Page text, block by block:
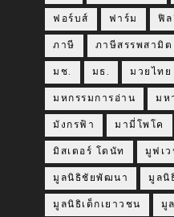
ฟอร์บส์ ฟาร์ม ฟิล
ภาษี ภาษีสรรพสามิต
มช. มธ. มวยไทย
มหกรรมการอ่าน มห
มังกรฟ้า มามี่โพโค
มิสเตอร์ โดนัท มูฟเว
มูลนิธิชัยพัฒนา มูลนิ
มูลนิธิเด็กเยาวชน มู